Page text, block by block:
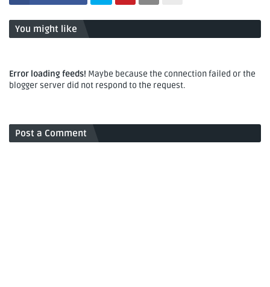
You might like
Error loading feeds! Maybe because the connection failed or the
blogger server did not respond to the request.
Post a Comment